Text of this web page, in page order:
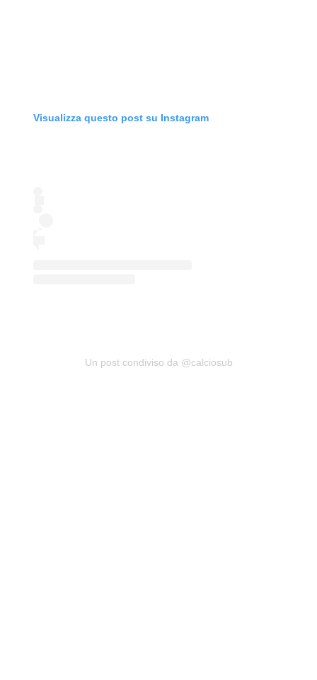
Visualizza questo post su Instagram
Un post condiviso da @calciosub